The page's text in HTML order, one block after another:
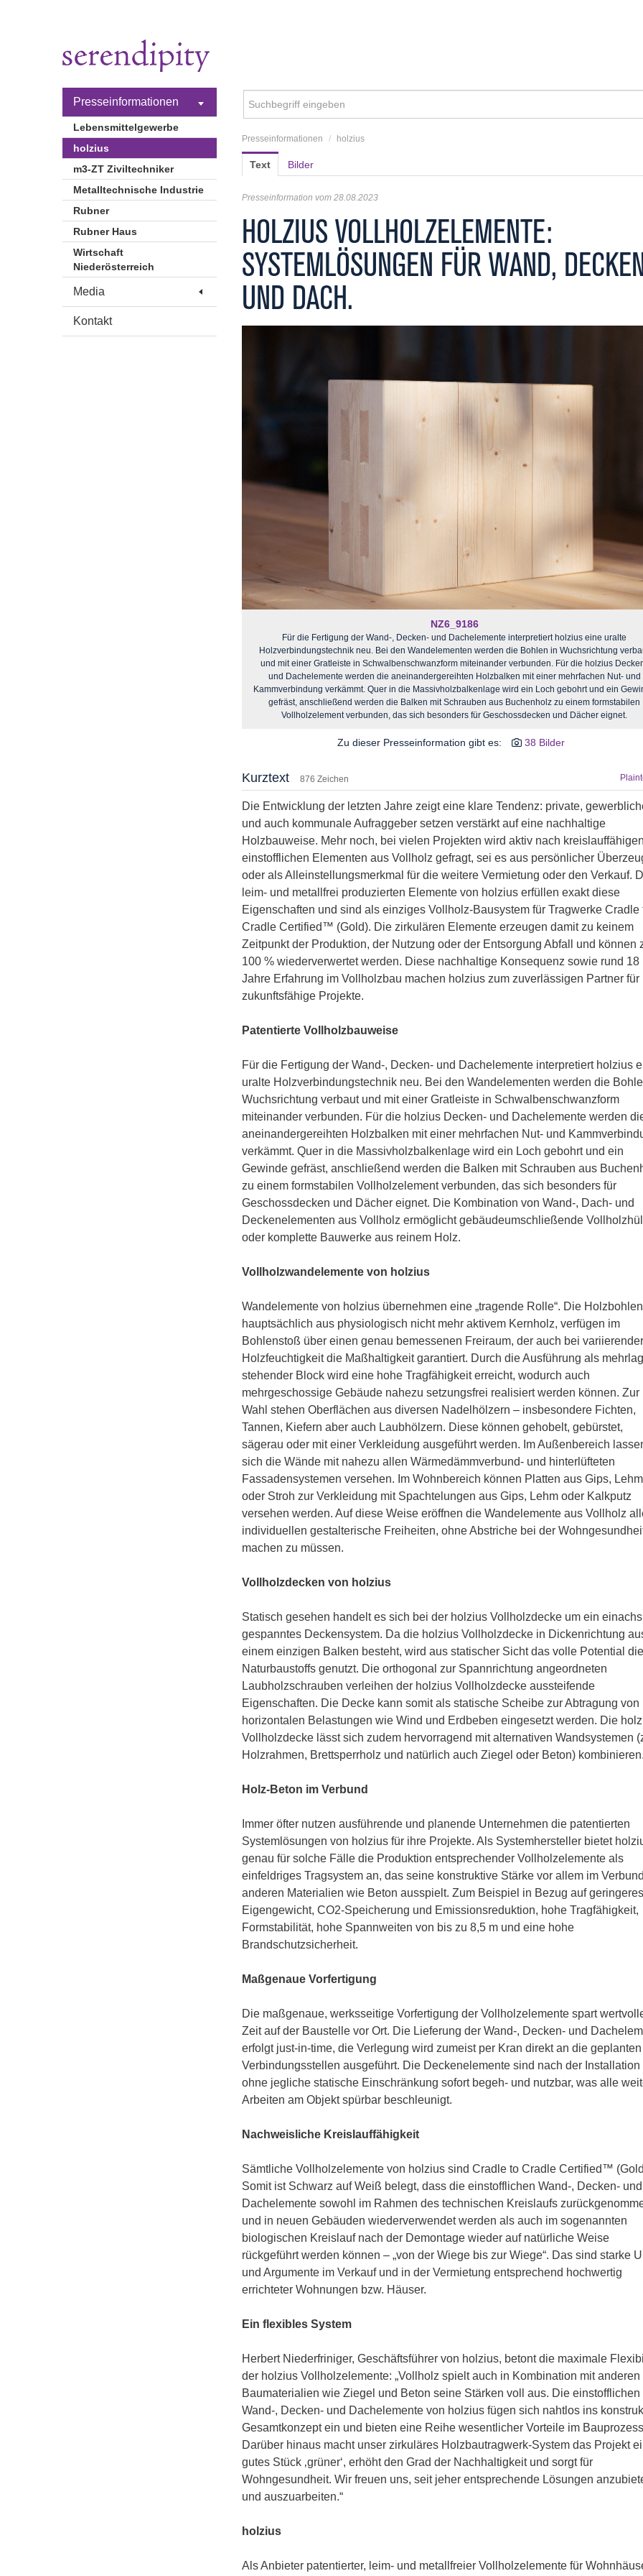
Presseinformationen
Lebensmittelgewerbe
holzius
m3-ZT Ziviltechniker
Metalltechnische Industrie
Rubner
Rubner Haus
Wirtschaft
Niederösterreich
Media
Kontakt
Presseinformationen / holzius
Text Bilder
Presseinformation vom 28.08.2023
HOLZIUS VOLLHOLZELEMENTE:
SYSTEMLÖSUNGEN FÜR WAND,
UND DACH.
NZ6_9186
Für die Fertigung der Wand-, Decken- und Dachelemente interpretiert holzius eine uralte
Holzverbindungstechnik neu. Bei den Wandelementen werden die Bohlen in Wuchsrichtung
und mit einer Gratleiste in Schwalbenschwanzform miteinander verbunden. Für die holzius
und Dachelemente werden die aneinandergereihten Holzbalken mit einer mehrfachen Nut- und
Kammverbindung verkämmt. Quer in die Massivholzbalkenlage wird ein Loch gebohrt und ein
gefräst, anschließend werden die Balken mit Schrauben aus Buchenholz zu einem formstabilen
Vollholzelement verbunden, das sich besonders für Geschossdecken und Dächer eignet.
Zu dieser Presseinformation gibt es: 38 Bilder
Kurztext 876 Zeichen
Die Entwicklung der letzten Jahre zeigt eine klare Tendenz: private,
und auch kommunale Aufraggeber setzen verstärkt auf eine nachhaltige
Holzbauweise. Mehr noch, bei vielen Projekten wird aktiv nach
einstofflichen Elementen aus Vollholz gefragt, sei es aus persönlicher
oder als Alleinstellungsmerkmal für die weitere Vermietung oder den Verkauf.
leim- und metallfrei produzierten Elemente von holzius erfüllen exakt diese
Eigenschaften und sind als einziges Vollholz-Bausystem für Tragwerke Cradle
Cradle Certified™ (Gold). Die zirkulären Elemente erzeugen damit zu keinem
Zeitpunkt der Produktion, der Nutzung oder der Entsorgung Abfall und können
100 % wiederverwertet werden. Diese nachhaltige Konsequenz sowie rund 18
Jahre Erfahrung im Vollholzbau machen holzius zum zuverlässigen Partner für
zukunftsfähige Projekte.
Patentierte Vollholzbauweise
Für die Fertigung der Wand-, Decken- und Dachelemente interpretiert holzius
uralte Holzverbindungstechnik neu. Bei den Wandelementen werden die
Wuchsrichtung verbaut und mit einer Gratleiste in Schwalbenschwanzform
miteinander verbunden. Für die holzius Decken- und Dachelemente werden
aneinandergereihten Holzbalken mit einer mehrfachen Nut- und
verkämmt. Quer in die Massivholzbalkenlage wird ein Loch gebohrt und ein
Gewinde gefräst, anschließend werden die Balken mit Schrauben aus
zu einem formstabilen Vollholzelement verbunden, das sich besonders für
Geschossdecken und Dächer eignet. Die Kombination von Wand-, Dach- und
Deckenelementen aus Vollholz ermöglicht gebäudeumschließende
oder komplette Bauwerke aus reinem Holz.
Vollholzwandelemente von holzius
Wandelemente von holzius übernehmen eine „tragende Rolle“. Die
hauptsächlich aus physiologisch nicht mehr aktivem Kernholz, verfügen im
Bohlenstoß über einen genau bemessenen Freiraum, der auch bei variierender
Holzfeuchtigkeit die Maßhaltigkeit garantiert. Durch die Ausführung als
stehender Block wird eine hohe Tragfähigkeit erreicht, wodurch auch
mehrgeschossige Gebäude nahezu setzungsfrei realisiert werden können. Zur
Wahl stehen Oberflächen aus diversen Nadelhölzern – insbesondere Fichten,
Tannen, Kiefern aber auch Laubhölzern. Diese können gehobelt, gebürstet,
sägerau oder mit einer Verkleidung ausgeführt werden. Im Außenbereich
sich die Wände mit nahezu allen Wärmedämmverbund- und hinterlüfteten
Fassadensystemen versehen. Im Wohnbereich können Platten aus Gips, Lehm
oder Stroh zur Verkleidung mit Spachtelungen aus Gips, Lehm oder Kalkputz
versehen werden. Auf diese Weise eröffnen die Wandelemente aus Vollholz
individuellen gestalterische Freiheiten, ohne Abstriche bei der
machen zu müssen.
Vollholzdecken von holzius
Statisch gesehen handelt es sich bei der holzius Vollholzdecke um ein
gespanntes Deckensystem. Da die holzius Vollholzdecke in Dickenrichtung
einem einzigen Balken besteht, wird aus statischer Sicht das volle Potential
Naturbaustoffs genutzt. Die orthogonal zur Spannrichtung angeordneten
Laubholzschrauben verleihen der holzius Vollholzdecke aussteifende
Eigenschaften. Die Decke kann somit als statische Scheibe zur Abtragung von
horizontalen Belastungen wie Wind und Erdbeben eingesetzt werden. Die
Vollholzdecke lässt sich zudem hervorragend mit alternativen Wandsystemen
Holzrahmen, Brettsperrholz und natürlich auch Ziegel oder Beton) kombinieren.
Holz-Beton im Verbund
Immer öfter nutzen ausführende und planende Unternehmen die patentierten
Systemlösungen von holzius für ihre Projekte. Als Systemhersteller bietet
genau für solche Fälle die Produktion entsprechender Vollholzelemente als
einfeldriges Tragsystem an, das seine konstruktive Stärke vor allem im
anderen Materialien wie Beton ausspielt. Zum Beispiel in Bezug auf geringeres
Eigengewicht, CO2-Speicherung und Emissionsreduktion, hohe Tragfähigkeit,
Formstabilität, hohe Spannweiten von bis zu 8,5 m und eine hohe
Brandschutzsicherheit.
Maßgenaue Vorfertigung
Die maßgenaue, werksseitige Vorfertigung der Vollholzelemente spart
Zeit auf der Baustelle vor Ort. Die Lieferung der Wand-, Decken- und
erfolgt just-in-time, die Verlegung wird zumeist per Kran direkt an die geplanten
Verbindungsstellen ausgeführt. Die Deckenelemente sind nach der Installation
ohne jegliche statische Einschränkung sofort begeh- und nutzbar, was alle
Arbeiten am Objekt spürbar beschleunigt.
Nachweisliche Kreislauffähigkeit
Sämtliche Vollholzelemente von holzius sind Cradle to Cradle Certified™
Somit ist Schwarz auf Weiß belegt, dass die einstofflichen Wand-, Decken- und
Dachelemente sowohl im Rahmen des technischen Kreislaufs
und in neuen Gebäuden wiederverwendet werden als auch im sogenannten
biologischen Kreislauf nach der Demontage wieder auf natürliche Weise
rückgeführt werden können – „von der Wiege bis zur Wiege“. Das sind starke
und Argumente im Verkauf und in der Vermietung entsprechend hochwertig
errichteter Wohnungen bzw. Häuser.
Ein flexibles System
Herbert Niederfriniger, Geschäftsführer von holzius, betont die maximale
der holzius Vollholzelemente: „Vollholz spielt auch in Kombination mit anderen
Baumaterialien wie Ziegel und Beton seine Stärken voll aus. Die einstofflichen
Wand-, Decken- und Dachelemente von holzius fügen sich nahtlos ins
Gesamtkonzept ein und bieten eine Reihe wesentlicher Vorteile im
Darüber hinaus macht unser zirkuläres Holzbautragwerk-System das Projekt
gutes Stück ‚grüner‘, erhöht den Grad der Nachhaltigkeit und sorgt für
Wohngesundheit. Wir freuen uns, seit jeher entsprechende Lösungen
und auszuarbeiten.“
holzius
Als Anbieter patentierter, leim- und metallfreier Vollholzelemente für